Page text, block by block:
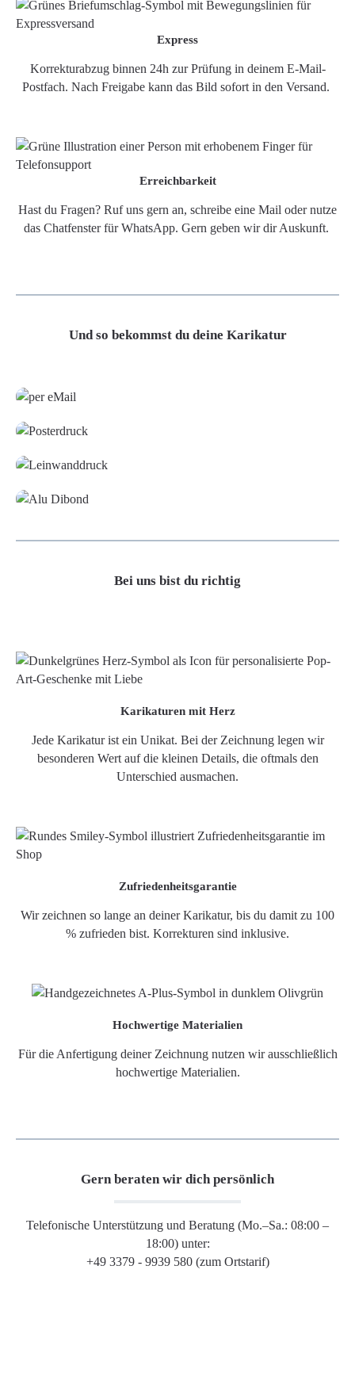
Express
Korrekturabzug binnen 24h zur Prüfung in deinem E-Mail-
Postfach. Nach Freigabe kann das Bild sofort in den Versand.
Erreichbarkeit
Hast du Fragen? Ruf uns gern an, schreibe eine Mail oder nutze
das Chatfenster für WhatsApp. Gern geben wir dir Auskunft.
Und so bekommst du deine Karikatur
Bei uns bist du richtig
Karikaturen mit Herz
Jede Karikatur ist ein Unikat. Bei der Zeichnung legen wir
besonderen Wert auf die kleinen Details, die oftmals den
Unterschied ausmachen.
Zufriedenheitsgarantie
Wir zeichnen so lange an deiner Karikatur, bis du damit zu 100
% zufrieden bist. Korrekturen sind inklusive.
Hochwertige Materialien
Für die Anfertigung deiner Zeichnung nutzen wir ausschließlich
hochwertige Materialien.
Gern beraten wir dich persönlich
Telefonische Unterstützung und Beratung (Mo.–Sa.: 08:00 –
18:00) unter:
+49 3379 - 9939 580 (zum Ortstarif)